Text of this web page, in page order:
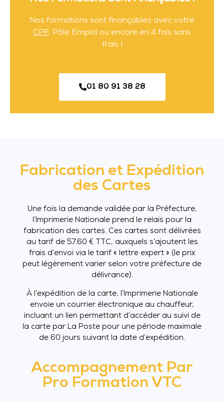
Nos formations sont finançables avec votre
CPF, Pôle Emploi ou encore en 4 fois sans
frais !
01 80 91 38 28
Fabrication et Expédition
des Cartes
Une fois la demande validée par la Préfecture,
l’Imprimerie Nationale prend le relais pour la
fabrication des cartes. Ces cartes sont délivrées
au tarif de 57.60 € TTC, auxquels s’ajoutent les
frais d’envoi via le tarif « lettre expert » (le prix
peut légèrement varier selon votre préfecture de
délivrance).
À l’expédition de la carte, l’Imprimerie Nationale
envoie un courrier électronique au chauffeur,
incluant un lien permettant d’accéder au suivi de
la carte par La Poste pour une période maximale
de 60 jours suivant la date d’expédition.
Accompagnement Par
Pro Formation VTC